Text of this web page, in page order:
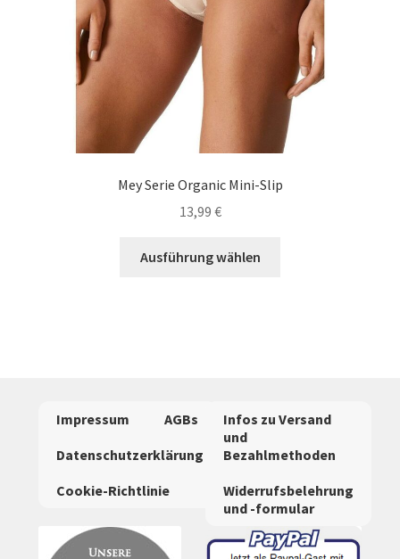
Mey Serie Organic Mini-Slip
13,99 €
Ausführung wählen
können
auf
Produktseite
gewählt
werden
Impressum
AGBs
Datenschutzerklärung
Cookie-Richtlinie
Infos zu Versand
und
Bezahlmethoden
Widerrufsbelehrung
und -formular